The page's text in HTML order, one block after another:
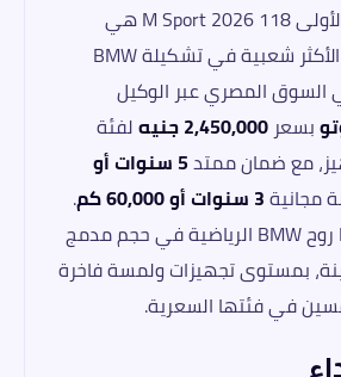
بي إم دبليو الفئة الأولى 118 M Sport 2026 هي
الهاتشباك الفاخرة الأكثر شعبية في تشكيلة BMW
السوق المصري عبر الوكيل
بسعر 2,450,000 جنيه
لفئة
مع ضمان ممتد 5 سنوات أو
مجانية3 سنوات أو 60,000 كم
.
تقدّم 118 M Sport روح BMW الرياضية في حجم مدمج
بمستوى تجهيزات ولمسة فاخرة
في فئتها السعرية.